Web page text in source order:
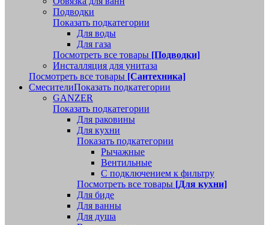
Подводки
Показать подкатегории
Для воды
Для газа
Посмотреть все товары [Подводки]
Инсталляция для унитаза
Посмотреть все товары [Сантехника]
СмесителиПоказать подкатегории
GANZER
Показать подкатегории
Для раковины
Для кухни
Показать подкатегории
Рычажные
Вентильные
С подключением к фильтру
Посмотреть все товары [Для кухни]
Для биде
Для ванны
Для душа